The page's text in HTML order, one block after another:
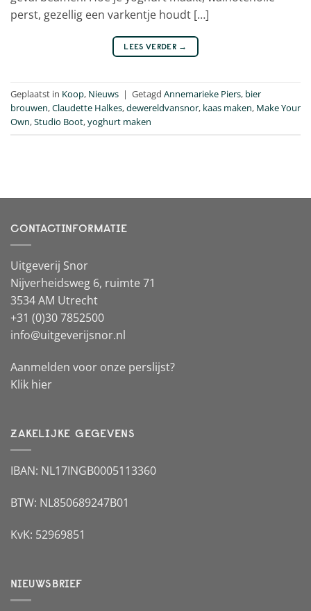
perst, gezellig een varkentje houdt […]
LEES VERDER →
Geplaatst in Koop, Nieuws | Getagd Annemarieke Piers, bier
brouwen,Claudette Halkes,dewereldvansnor, kaas maken, Make Your
Own,Studio Boot,yoghurt maken
CONTACTINFORMATIE
Uitgeverij Snor
Nijverheidsweg 6, ruimte 71
3534 AM Utrecht
+31 (0)30 7852500
info@uitgeverijsnor.nl
Aanmelden voor onze perslijst?
Klik hier
ZAKELIJKE GEGEVENS
IBAN: NL17INGB0005113360
BTW: NL850689247B01
KvK: 52969851
NIEUWSBRIEF